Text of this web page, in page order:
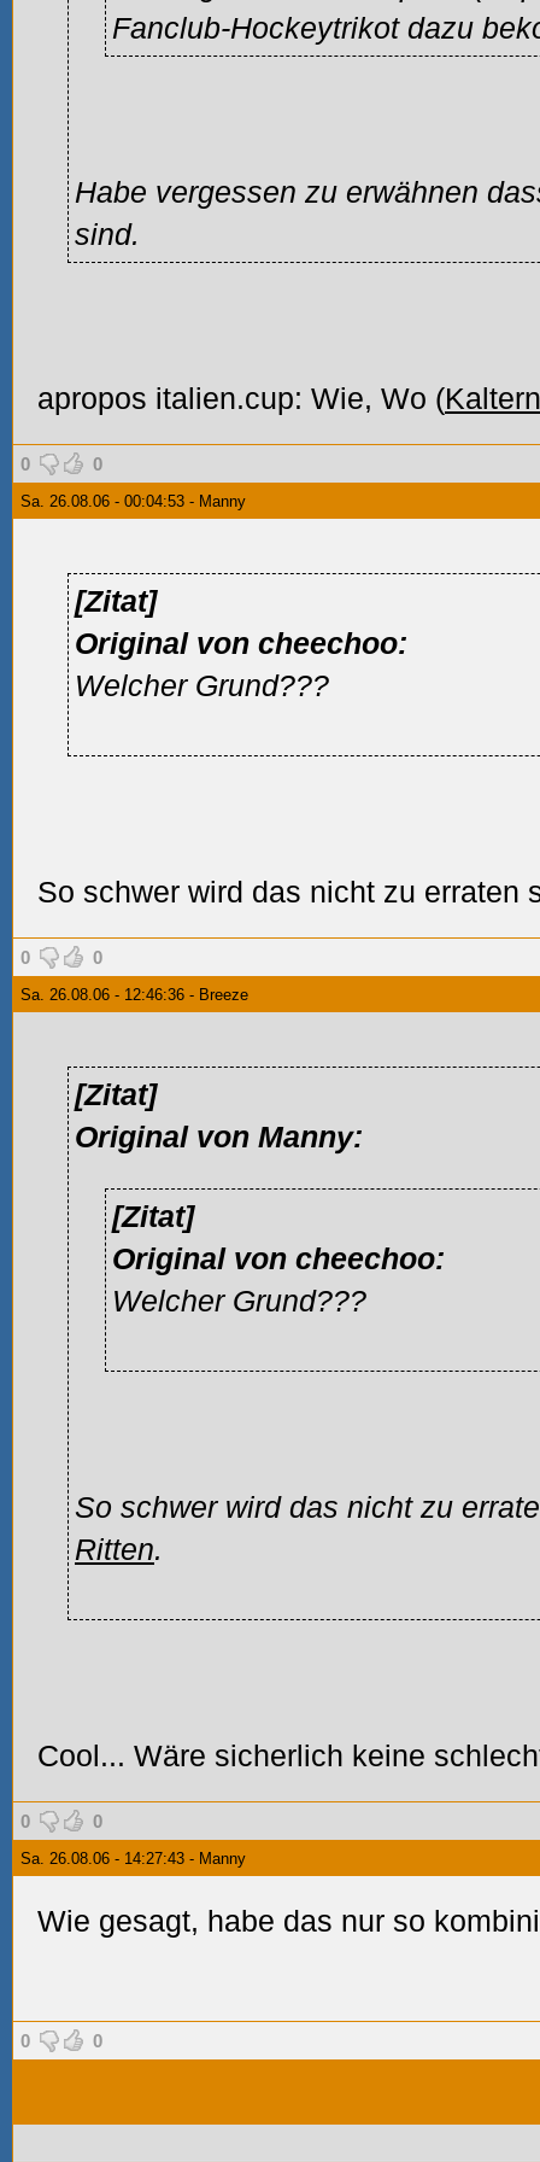
Fanclub-Hockeytrikot dazu
Habe vergessen zu erwähnen
sind.
apropos italien.cup: Wie, Wo (Kaltern
0 0
Sa. 26.08.06 - 00:04:53 - Manny
[Zitat]
Original von cheechoo:
Welcher Grund???
So schwer wird das nicht zu erraten
0 0
Sa. 26.08.06 - 12:46:36 - Breeze
[Zitat]
Original von Manny:
[Zitat]
Original von cheechoo:
Welcher Grund???
So schwer wird das nicht zu
Ritten.
Cool... Wäre sicherlich keine
0 0
Sa. 26.08.06 - 14:27:43 - Manny
Wie gesagt, habe das nur so
0 0